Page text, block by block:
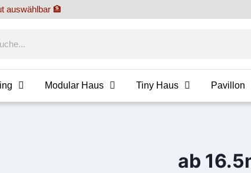
auswählbar 🏦
Modular Haus Tiny Haus Pavillon
ab